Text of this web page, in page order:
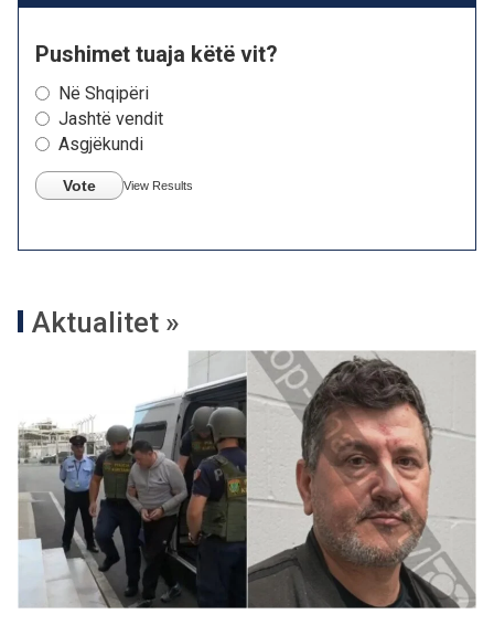
Pushimet tuaja këtë vit?
Në Shqipëri
Jashtë vendit
Asgjëkundi
Vote View Results
Aktualitet »